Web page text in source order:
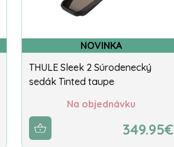
NOVINKA
THULE Sleek 2 Súrodenecký
sedák Tinted taupe
Na objednávku
349.95€